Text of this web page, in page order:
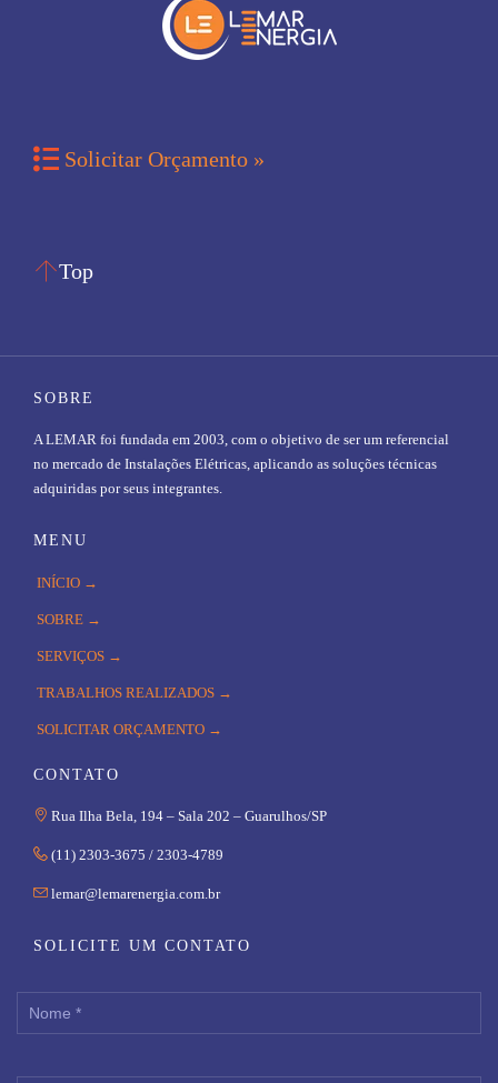
 Solicitar Orçamento »
Top
SOBRE
A LEMAR foi fundada em 2003, com o objetivo de ser um referencial
no mercado de Instalações Elétricas, aplicando as soluções técnicas
adquiridas por seus integrantes.
MENU
INÍCIO →
SOBRE →
SERVIÇOS →
TRABALHOS REALIZADOS →
SOLICITAR ORÇAMENTO →
CONTATO
 Rua Ilha Bela, 194 – Sala 202 – Guarulhos/SP
 (11) 2303-3675 / 2303-4789
 lemar@lemarenergia.com.br
SOLICITE UM CONTATO